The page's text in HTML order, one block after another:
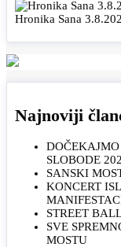
Hronika Sana
Najnoviji
SLOBODE
SANSKI
KONCERT
STREET
SVE
MOSTU